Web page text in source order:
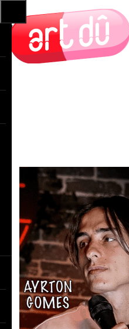
Les pré-inscriptions aux cours pour la